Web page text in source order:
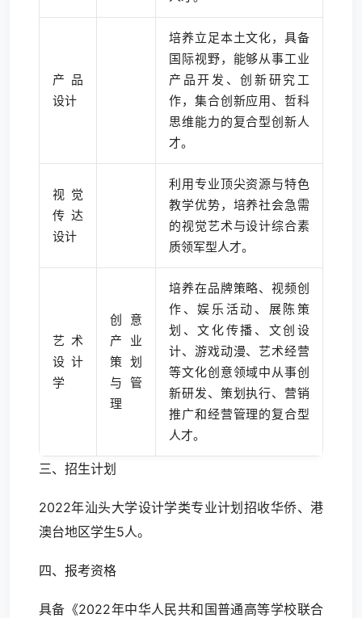
产品
设计
培养立足本土文化，具备
国际视野，能够从事工业
产品开发、创新研究工
作，集合创新应用、哲科
思维能力的复合型创新人
才。
视觉
传达
设计
利用专业顶尖资源与特色
教学优势，培养社会急需
的视觉艺术与设计综合素
质领军型人才。
艺术
设计
学
创意
产业
策划
与管
理
培养在品牌策略、视频创
作、娱乐活动、展陈策
划、文化传播、文创设
计、游戏动漫、艺术经营
等文化创意领域中从事创
新研发、策划执行、营销
推广和经营管理的复合型
人才。
三、招生计划
2022年汕头大学设计学类专业计划招收华侨、港
澳台地区学生5人。
四、报考资格
具备《2022年中华人民共和国普通高等学校联合